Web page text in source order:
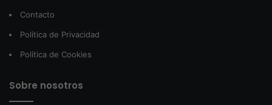
Contacto
Política de Privacidad
Política de Cookies
Sobre nosotros